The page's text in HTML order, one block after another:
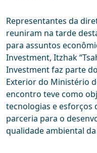
Representantes da
reuniram na tarde
para assuntos
Investment, Itzhak
Investment faz parte
Exterior do Ministério
encontro teve como
tecnologias e esforços
parceria para o
qualidade ambiental da